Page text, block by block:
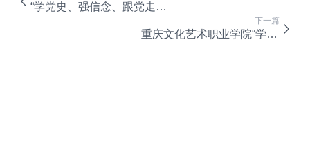
“学党史、强信念、跟党走——重艺青年 讲党史”演讲决赛圆满成功！
下一篇
重庆文化艺术职业学院“学党史 强信念 跟党走—青春在红旗下飞扬” 第二届校园歌手大赛复赛顺利举行